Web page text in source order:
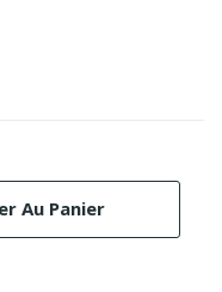
Au Panier